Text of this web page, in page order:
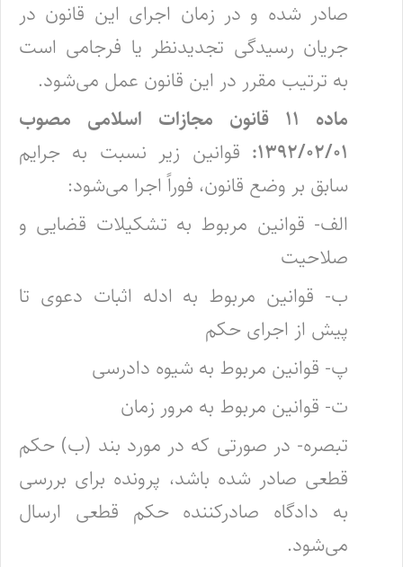
صادر شده و در زمان اجرای این قانون در
جریان رسیدگی تجدیدنظر یا فرجامی است
به ترتیب مقرر در این قانون عمل می‌شود.
ماده ۱۱ قانون مجازات اسلامی مصوب
۱۳۹۲/۰۲/۰۱: قوانین زیر نسبت به جرایم
سابق بر وضع قانون، فوراً اجرا می‌شود:
الف- قوانین مربوط به تشکیلات قضایی و
صلاحیت
ب- قوانین مربوط به ادله اثبات دعوی تا
پیش از اجرای حکم
پ- قوانین مربوط به شیوه دادرسی
ت- قوانین مربوط به مرور زمان
تبصره- در صورتی که در مورد بند (ب) حکم
قطعی صادر شده باشد، پرونده برای بررسی
به دادگاه صادرکننده حکم قطعی ارسال
می‌شود.